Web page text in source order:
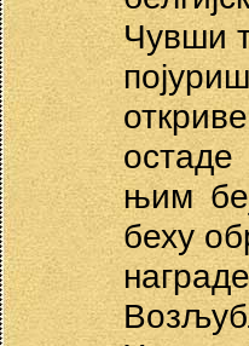
Чувши
њим
беху